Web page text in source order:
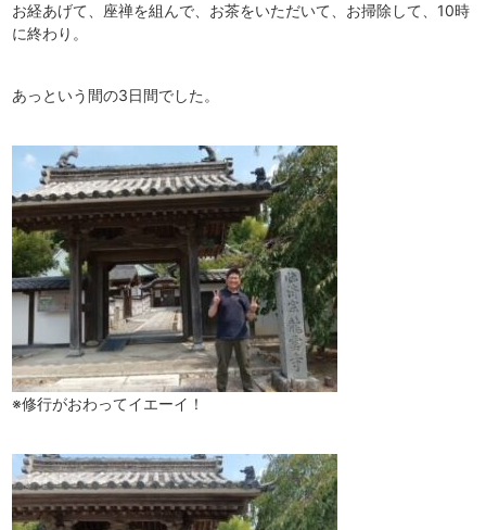
お経あげて、座禅を組んで、お茶をいただいて、お掃除して、10時
に終わり。
あっという間の3日間でした。
※修行がおわってイエーイ！